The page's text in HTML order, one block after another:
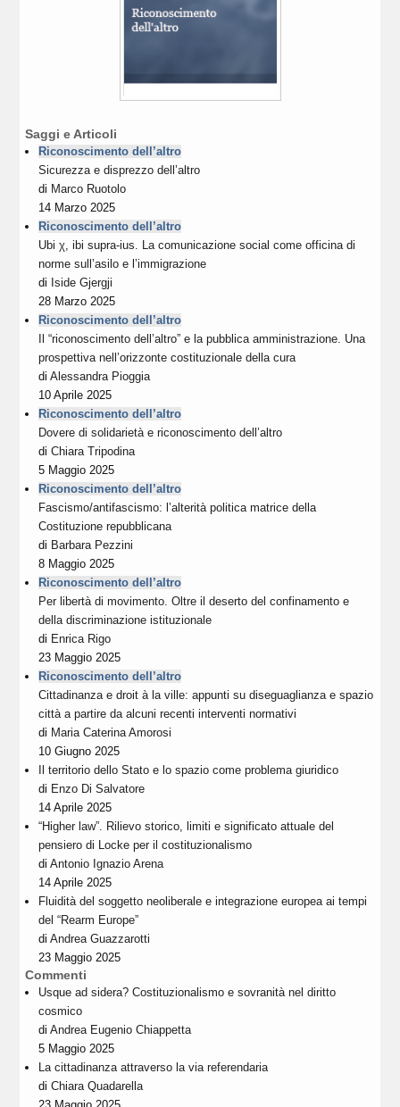
Saggi e Articoli
Riconoscimento dell’altro
Sicurezza e disprezzo dell’altro
di Marco Ruotolo
14 Marzo 2025
Riconoscimento dell’altro
Ubi χ, ibi supra-ius. La comunicazione social come officina di
norme sull’asilo e l’immigrazione
di Iside Gjergji
28 Marzo 2025
Riconoscimento dell’altro
Il “riconoscimento dell’altro” e la pubblica amministrazione. Una
prospettiva nell’orizzonte costituzionale della cura
diAlessandra Pioggia
10 Aprile 2025
Riconoscimento dell’altro
Dovere di solidarietà e riconoscimento dell’altro
diChiara Tripodina
5 Maggio 2025
Riconoscimento dell’altro
Fascismo/antifascismo: l’alterità politica matrice della
Costituzione repubblicana
di Barbara Pezzini
8 Maggio 2025
Riconoscimento dell’altro
Per libertà di movimento. Oltre il deserto del confinamento e
della discriminazione istituzionale
di Enrica Rigo
23 Maggio 2025
Riconoscimento dell’altro
Cittadinanza e droit à la ville: appunti su diseguaglianza e spazio
città a partire da alcuni recenti interventi normativi
di Maria Caterina Amorosi
10 Giugno 2025
Il territorio dello Stato e lo spazio come problema giuridico
di Enzo Di Salvatore
14 Aprile 2025
“Higher law”. Rilievo storico, limiti e significato attuale del
pensiero di Locke per il costituzionalismo
diAntonio Ignazio Arena
14 Aprile 2025
Fluidità del soggetto neoliberale e integrazione europea ai tempi
del “Rearm Europe”
diAndrea Guazzarotti
23 Maggio 2025
Commenti
Usque ad sidera? Costituzionalismo e sovranità nel diritto
cosmico
diAndrea Eugenio Chiappetta
5 Maggio 2025
La cittadinanza attraverso la via referendaria
diChiara Quadarella